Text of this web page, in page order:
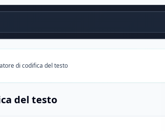
di codifica del testo
del testo